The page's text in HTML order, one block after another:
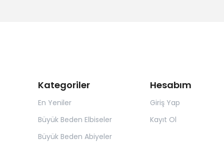
Kategoriler
En Yeniler
Büyük Beden Elbiseler
Büyük Beden Abiyeler
Hesabım
Giriş Yap
Kayıt Ol